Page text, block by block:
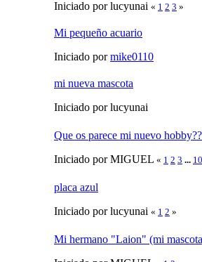
Iniciado por lucyunai « 1 2 3 »
Mi pequeño acuario
Iniciado pormike0110
mi nueva mascota
Iniciado por lucyunai
Que os parece mi nuevo
Iniciado por MIGUEL « 1 2 3 ... 10
placa azul
Iniciado por lucyunai « 1 2 »
Mi hermano "Laion" (mi